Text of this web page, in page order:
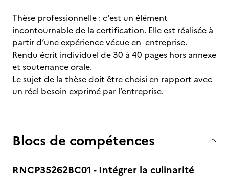
Thèse professionnelle : c'est un élément
incontournable de la certification. Elle est réalisée à
partir d’une expérience vécue en entreprise.
Rendu écrit individuel de 30 à 40 pages hors annexe
et soutenance orale.
Le sujet de la thèse doit être choisi en rapport avec
un réel besoin exprimé par l’entreprise.
Blocs de compétences
RNCP35262BC01 - Intégrer la culinarité